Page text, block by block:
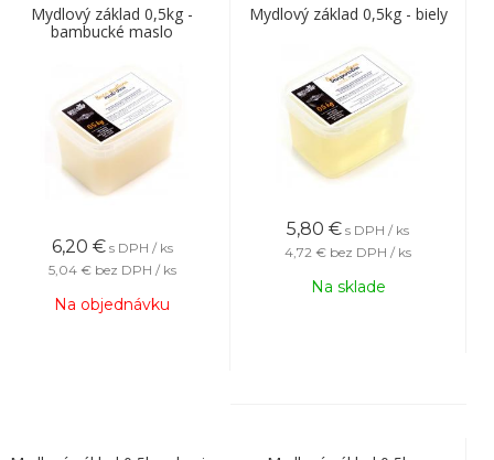
Mydlový základ 0,5kg -
bambucké maslo
6,20 € s DPH / ks
5,04 € bez DPH / ks
Na objednávku
Mydlový základ 0,5kg - biely
5,80 € s DPH / ks
4,72 € bez DPH / ks
Na sklade